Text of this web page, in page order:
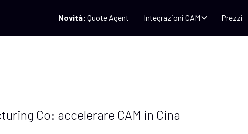
Novità: Quote Agent Integrazioni CAM Prezzi
Co: accelerare CAM in Cina